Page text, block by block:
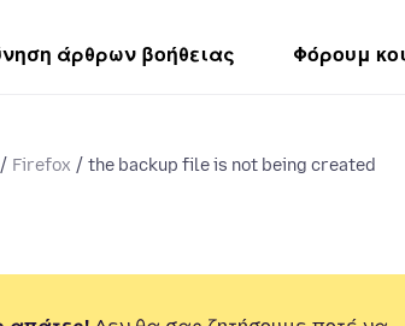
άρθρων βοήθειας Φόρουμ
Firefox the backup file is not being created